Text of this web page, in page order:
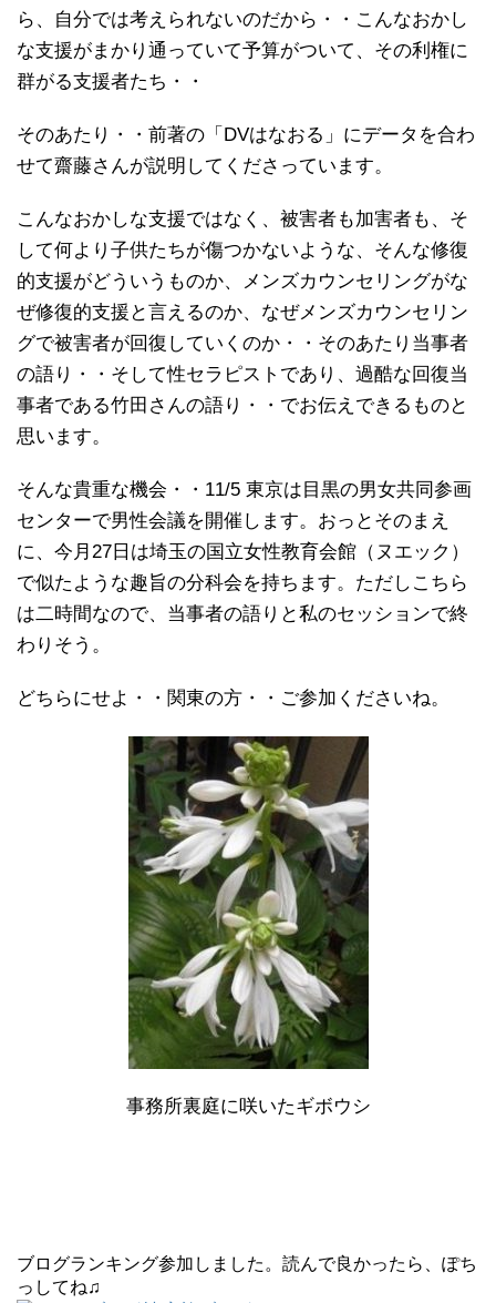
ら、自分では考えられないのだから・・こんなおかし
な支援がまかり通っていて予算がついて、その利権に
群がる支援者たち・・
そのあたり・・前著の「DVはなおる」にデータを合わ
せて齋藤さんが説明してくださっています。
こんなおかしな支援ではなく、被害者も加害者も、そ
して何より子供たちが傷つかないような、そんな修復
的支援がどういうものか、メンズカウンセリングがな
ぜ修復的支援と言えるのか、なぜメンズカウンセリン
グで被害者が回復していくのか・・そのあたり当事者
の語り・・そして性セラピストであり、過酷な回復当
事者である竹田さんの語り・・でお伝えできるものと
思います。
そんな貴重な機会・・11/5 東京は目黒の男女共同参画
センターで男性会議を開催します。おっとそのまえ
に、今月27日は埼玉の国立女性教育会館（ヌエック）
で似たような趣旨の分科会を持ちます。ただしこちら
は二時間なので、当事者の語りと私のセッションで終
わりそう。
どちらにせよ・・関東の方・・ご参加くださいね。
事務所裏庭に咲いたギボウシ
ブログランキング参加しました。読んで良かったら、ぽち
っしてね♫